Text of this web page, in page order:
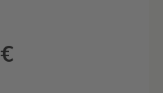
€